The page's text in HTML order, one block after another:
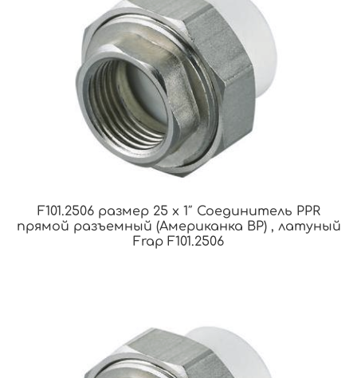
F101.2506 размер 25 x 1″ Соединитель PPR
прямой разъемный (Американка ВР) , латуный
Frap F101.2506